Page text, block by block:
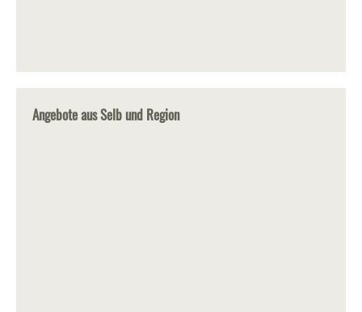
Angebote aus Selb und Region